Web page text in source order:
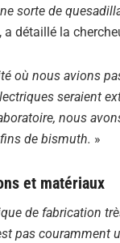
sorte de
a détaillé la
où nous avions
seraient
nous
de bismuth. »
et matériaux
de fabrication
pas